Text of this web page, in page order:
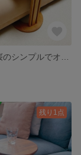
残り1点